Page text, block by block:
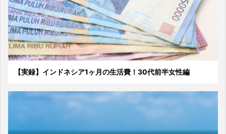
【実録】インドネシア1ヶ月の生活費！30代前半女性編